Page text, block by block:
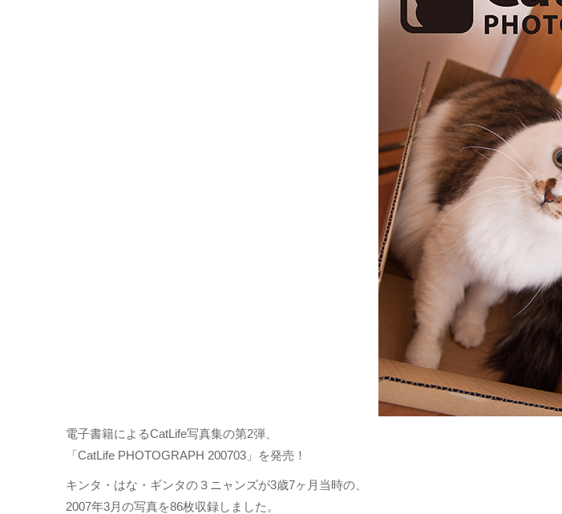
電子書籍によるCatLife写真集の第2弾、
「CatLife PHOTOGRAPH 200703」を発売！
キンタ・はな・ギンタの３ニャンズが3歳7ヶ月当時の、
2007年3月の写真を86枚収録しました。